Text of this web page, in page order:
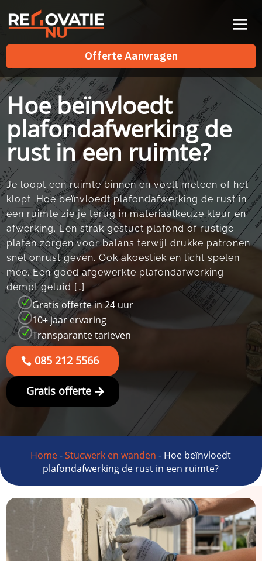
Offerte Aanvragen
Offerte Aanvragen
Hoe beïnvloedt
plafondafwerking de
rust in een ruimte?
Je loopt een ruimte binnen en voelt meteen of het
klopt.​ Hoe beïnvloedt plafondafwerking de rust in
een ruimte zie je terug in materiaalkeuze kleur en
afwerking.​ Een strak gestuct plafond of rustige
platen zorgen voor balans terwijl drukke patronen
snel onrust geven.​ Ook akoestiek en licht spelen
mee.​ Een goed afgewerkte plafondafwerking
dempt geluid […]
N Gratis offerte in 24 uur
N 10+ jaar ervaring
N Transparante tarieven
085 212 5566
Gratis offerte
Home-Stucwerk en wanden - Hoe beïnvloedt
plafondafwerking de rust in een ruimte?